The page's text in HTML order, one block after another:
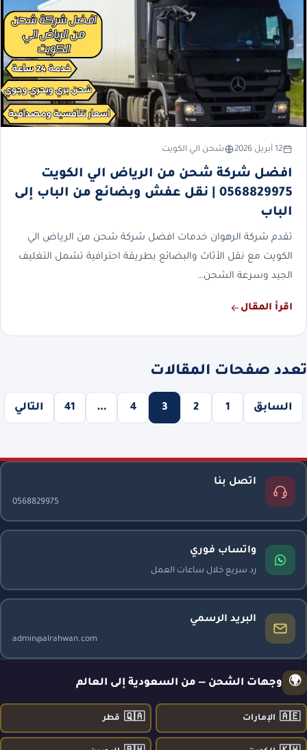
12 أبريل 2026 شحن الي الكويت
افضل شركة شحن من الرياض الي الكويت
0568829975 | نقل عفش وبضائع من الباب إلى
الباب
تقدم شركة الرهوان خدمات افضل شركة شحن من الرياض الي
الكويت مع نقل الأثاث والبضائع بطريقة احترافية تشمل التغليف
الجيد وسرعة الشحن…
اقرأ المقال
تعدد صفحات المقالات
السابق 1
2
3
4
…
41 التالي
اتصل بنا
0568829975
واتساب فوري
رد سريع خلال ساعات العمل
البريد الرسمي
admin@alrahwan.com
🌍 وجهات الشحن — من السعودية إلى العالم
🇦🇪 الإمارات 🇶🇦 قطر